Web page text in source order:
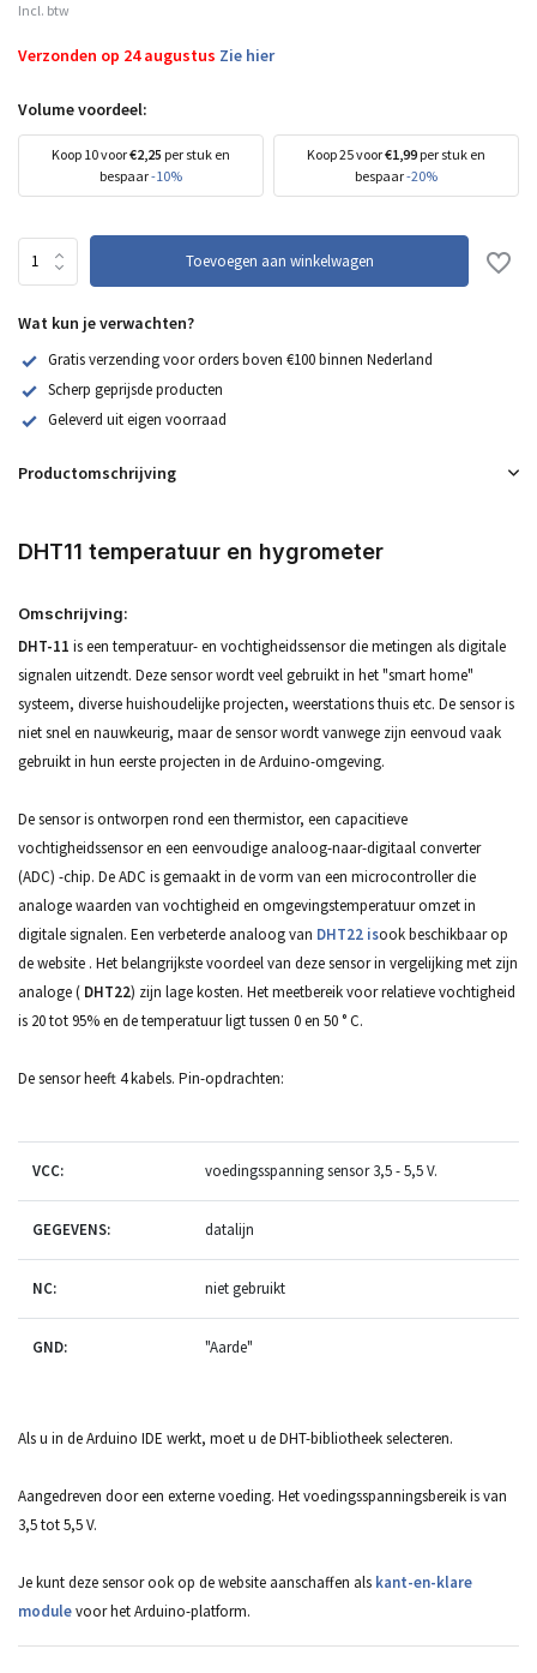
Incl. btw
Verzonden op 24 augustus Zie hier
Volume voordeel:
Koop 10 voor€2,25 per stuk en
bespaar-10%
Koop 25 voor€1,99 per stuk en
bespaar-20%
Toevoegen aan winkelwagen
Wat kun je verwachten?
Gratis verzending voor orders boven €100 binnen Nederland
Scherp geprijsde producten
Geleverd uit eigen voorraad
Productomschrijving
DHT11 temperatuur en hygrometer
Omschrijving:
DHT-11 is een temperatuur- en vochtigheidssensor die metingen als digitale
signalen uitzendt. Deze sensor wordt veel gebruikt in het "smart home"
systeem, diverse huishoudelijke projecten, weerstations thuis etc. De sensor is
niet snel en nauwkeurig, maar de sensor wordt vanwege zijn eenvoud vaak
gebruikt in hun eerste projecten in de Arduino-omgeving.
De sensor is ontworpen rond een thermistor, een capacitieve
vochtigheidssensor en een eenvoudige analoog-naar-digitaal converter
(ADC) -chip. De ADC is gemaakt in de vorm van een microcontroller die
analoge waarden van vochtigheid en omgevingstemperatuur omzet in
digitale signalen. Een verbeterde analoog van DHT22 isook beschikbaar op
de website . Het belangrijkste voordeel van deze sensor in vergelijking met zijn
analoge ( DHT22) zijn lage kosten. Het meetbereik voor relatieve vochtigheid
is 20 tot 95% en de temperatuur ligt tussen 0 en 50 ° C.
De sensor heeft 4 kabels. Pin-opdrachten:
VCC: voedingsspanning sensor 3,5 - 5,5 V.
GEGEVENS: datalijn
NC: niet gebruikt
GND: "Aarde"
Als u in de Arduino IDE werkt, moet u de DHT-bibliotheek selecteren.
Aangedreven door een externe voeding. Het voedingsspanningsbereik is van
3,5 tot 5,5 V.
Je kunt deze sensor ook op de website aanschaffen als kant-en-klare
modulevoor het Arduino-platform.